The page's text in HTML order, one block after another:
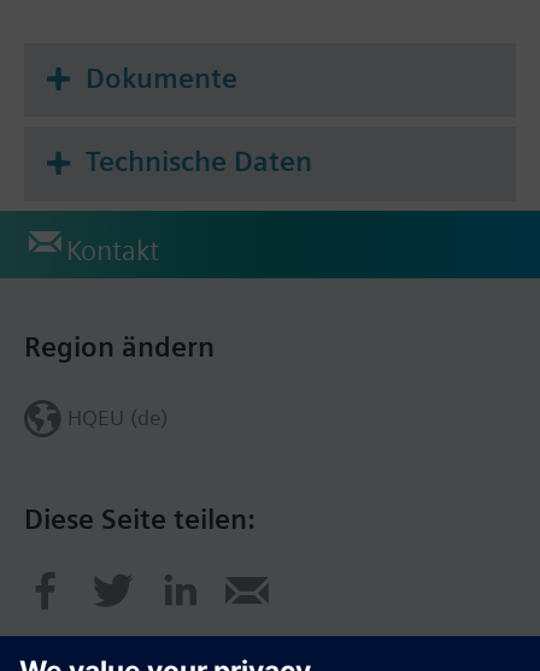
Dokumente
Technische Daten
Kontakt
Diese Seite teilen:
Region ändern
HQEU (de)